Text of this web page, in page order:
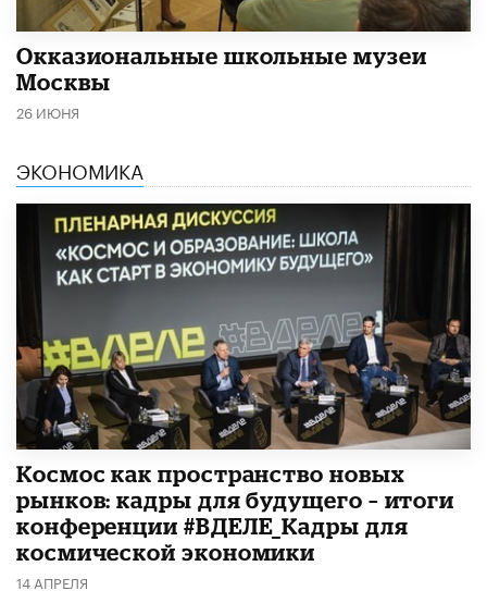
​Окказиональные школьные музеи
Москвы
26 ИЮНЯ
ЭКОНОМИКА
Космос как пространство новых
рынков: кадры для будущего – итоги
конференции #ВДЕЛЕ_Кадры для
космической экономики
14 АПРЕЛЯ